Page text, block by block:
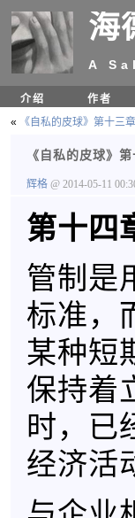
海
A
介绍 作者
«
《自私的皮球》第十三
《自私的皮球》
辉格 @ 2014-05-11
第十四
管制是
标准，
某种短
保持着
时，已
经济活